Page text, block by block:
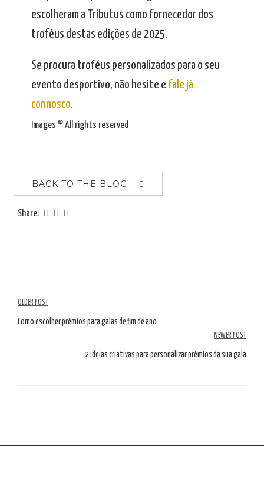
escolheram a Tributus como fornecedor dos
troféus destas edições de 2025.
Se procura troféus personalizados para o seu
evento desportivo, não hesite e fale já
connosco.
Images © All rights reserved
BACK TO THE BLOG
Share:
Article
Navigation
OLDER POST
Como escolher prémios para galas de fim de ano
NEWER POST
2 ideias criativas para personalizar prémios da sua gala